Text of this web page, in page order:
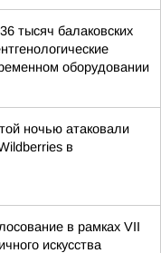
тысяч балаковских
оборудовании
ночью атаковали
в
в рамках VII
искусства